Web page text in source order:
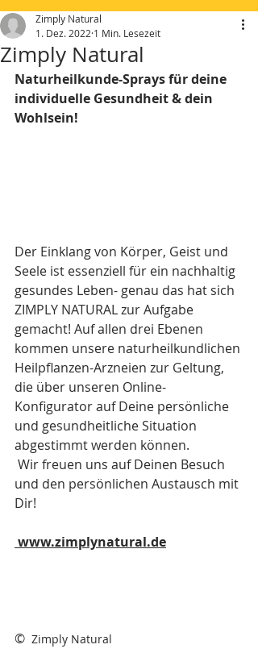
Zimply Natural
Zimply Natural
1. Dez. 2022 1 Min. Lesezeit
Naturheilkunde-Sprays für deine
individuelle Gesundheit & dein
Wohlsein!
Der Einklang von Körper, Geist und
Seele ist essenziell für ein nachhaltig
gesundes Leben- genau das hat sich
ZIMPLY NATURAL zur Aufgabe
gemacht! Auf allen drei Ebenen
kommen unsere naturheilkundlichen
Heilpflanzen-Arzneien zur Geltung,
die über unseren Online-
Konfigurator auf Deine persönliche
und gesundheitliche Situation
abgestimmt werden können.
und den persönlichen Austausch mit
Dir!
www.zimplynatural.de
© Zimply Natural